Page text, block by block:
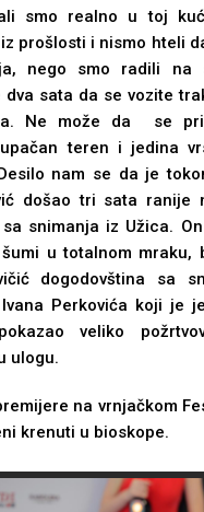
smo realno u toj
prošlosti i nismo hteli
nego smo radili na
dva sata da se vozite
Ne može da se
teren i jedina
nam se da je
došao tri sata ranije
snimanja iz Užica.
u totalnom mraku,
dogodovština sa
Perkovića koji je
veliko
ulogu.
na vrnjačkom
krenuti u bioskope.